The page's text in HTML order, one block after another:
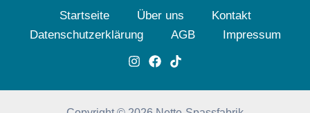
Startseite Über uns
Kontakt
Datenschutzerklärung
AGB Impressum